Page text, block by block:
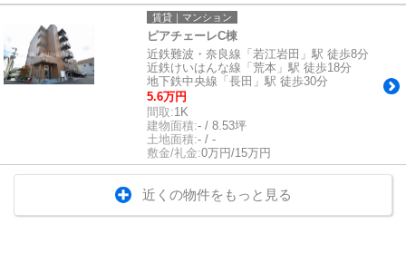
賃貸｜マンション
ピアチェーレC棟
近鉄難波・奈良線「若江岩田」駅 徒歩8分
近鉄けいはんな線「荒本」駅 徒歩18分
地下鉄中央線「長田」駅 徒歩30分
5.6万円
間取:1K
建物面積:- / 8.53坪
土地面積:- / -
敷金/礼金:0万円/15万円
近くの物件をもっと見る